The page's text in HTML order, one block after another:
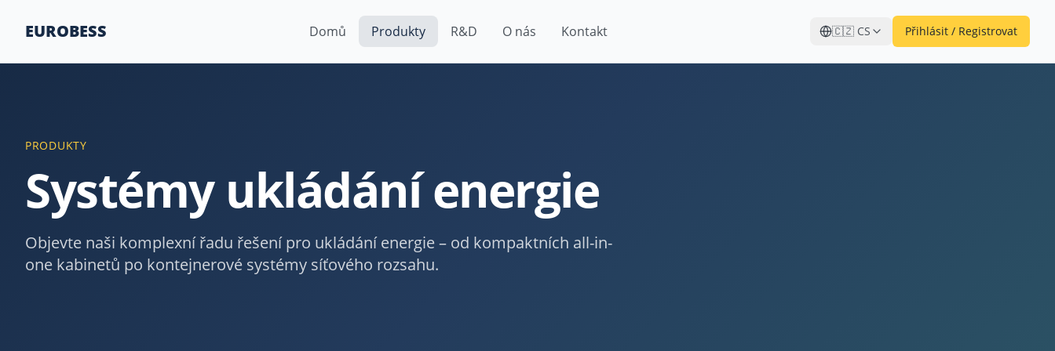
EUROBESS Domů Produkty R&D O nás Kontakt 🇨🇿 CS Přihlásit / Registrovat
PRODUKTY
Systémy ukládání energie
Objevte naši komplexní řadu řešení pro ukládání energie – od kompaktních all-in-
one kabinetů po kontejnerové systémy síťového rozsahu.